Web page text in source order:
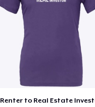
Renter to Real Estate
Zur Kasse gehen